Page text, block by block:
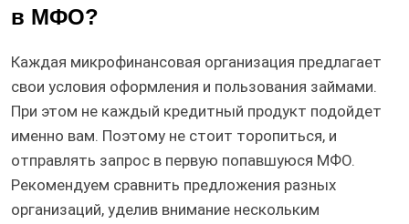
в МФО?
Каждая микрофинансовая организация предлагает
свои условия оформления и пользования займами.
При этом не каждый кредитный продукт подойдет
именно вам. Поэтому не стоит торопиться, и
отправлять запрос в первую попавшуюся МФО.
Рекомендуем сравнить предложения разных
организаций, уделив внимание нескольким